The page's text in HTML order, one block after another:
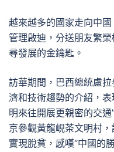
越來越多的國家走向中
管理啟迪，分送朋友繁
尋發展的金鑰匙。
訪華期間，巴西總統盧
濟和技術趨勢的介紹，
明來往開展更親密的交
京參觀黃龍峴茶文明村
實現脫貧，感嘆“中國的